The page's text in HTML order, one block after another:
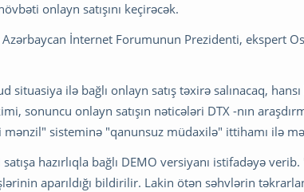
onlayn satışını keçirəcək.
İnternet Forumunun Prezidenti, ekspert
situasiya ilə bağlı onlayn satış təxirə salınacaq,
sonuncu onlayn satışın nəticələri DTX -nın
mənzil" sisteminə "qanunsuz müdaxilə" ittihamı ilə
hazırlıqla bağlı DEMO versiyanı istifadəyə
aparıldığı bildirilir. Lakin ötən səhvlərin